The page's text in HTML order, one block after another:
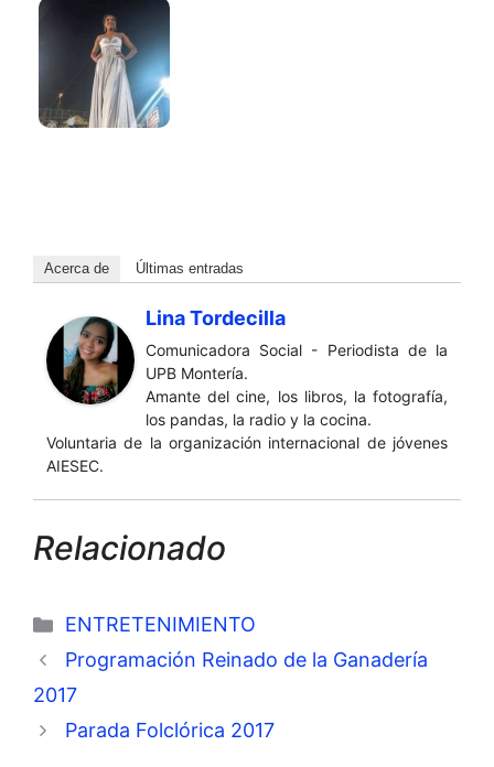
Acerca de Últimas entradas
Lina Tordecilla
Comunicadora Social - Periodista de la
UPB Montería.
Amante del cine, los libros, la fotografía,
los pandas, la radio y la cocina.
Voluntaria de la organización internacional de jóvenes
AIESEC.
Relacionado
Categorías
ENTRETENIMIENTO
Programación Reinado de la Ganadería
2017
Parada Folclórica 2017